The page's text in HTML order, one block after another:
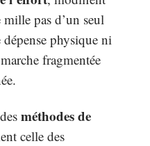
pas d’un seul
physique ni
fragmentée
méthodes de
celle des